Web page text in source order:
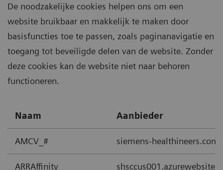
De noodzakelijke cookies helpen ons om een
website bruikbaar en makkelijk te maken door
basisfuncties toe te passen, zoals paginanavigatie en
toegang tot beveiligde delen van de website. Zonder
deze cookies kan de website niet naar behoren
functioneren.
Naam Aanbieder
AMCV_# siemens-healthineers.com
ARRAffinity